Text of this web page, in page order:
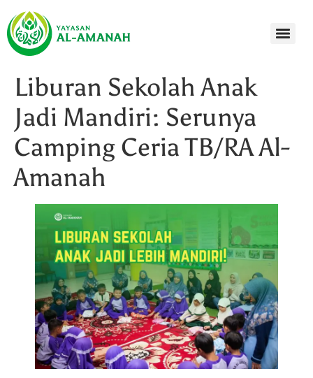
Liburan Sekolah Anak
Jadi Mandiri: Serunya
Camping Ceria TB/RA Al-
Amanah